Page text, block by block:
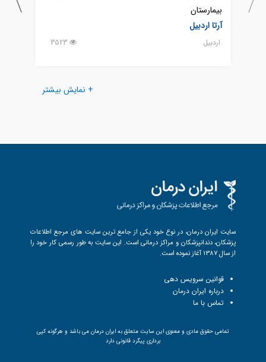
بیمارستان
آرتا اردبیل
اردبيل 3523
+ نمایش بیشتر
سایت ایران درمان، در نوع خود یکی از جامع ترین سایت های مرجع اطلاعات
پزشکان، دندانپزشکان و مراکز درمانی است. این سایت به طور رسمی کار خود را
از سال 1387 آغاز نموده است.
قوانین سرویس دهی
درباره ایران درمان
تماس با ما
تمامی حقوق مادی و معنوی این سایت متعلق به ایران درمان می باشد و هرگونه کپی
برداری پیگرد قانونی دارد